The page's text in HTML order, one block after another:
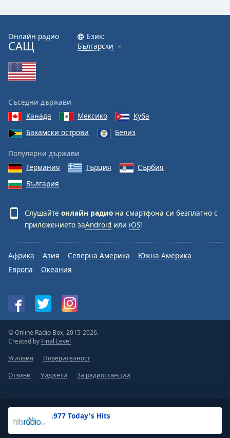
.977 Today's Hits
Онлайн радио
САЩ
Език:
Български
Съседни държави
Канада
Мексико
Куба
Бахамски острови
Белиз
Популярни държави
Германия
Гърция
Сърбия
България
Слушайте онлайн радио на смартфона си безплатно с
приложението заAndroid или iOS!
Африка Азия Северна Америка
Южна Америка
Европа
Океания
© Online Radio Box, 2015-2026.
Created by Final Level
Условия
Поверителност
Отзиви
Уиджети За радиостанции